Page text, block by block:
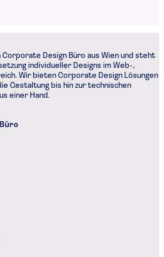
Corporate Design Büro aus Wien und steht
individueller Designs im Web-,
Wir bieten Corporate Design Lösungen
Gestaltung bis hin zur technischen
einer Hand.